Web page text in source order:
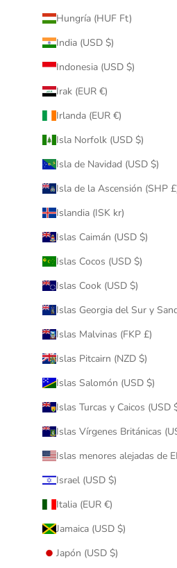
Hungría (HUF Ft)
India (USD $)
Indonesia (USD $)
Irak (EUR €)
Irlanda (EUR €)
Isla Norfolk (USD $)
Isla de Navidad (USD $)
Isla de la Ascensión (SHP
Islandia (ISK kr)
Islas Caimán (USD $)
Islas Cocos (USD $)
Islas Cook (USD $)
Islas Georgia del Sur y
Islas Malvinas (FKP £)
Islas Pitcairn (NZD $)
Islas Salomón (USD $)
Islas Turcas y Caicos (USD
Islas Vírgenes Británicas
Islas menores alejadas de
Israel (USD $)
Italia (EUR €)
Jamaica (USD $)
Japón (USD $)